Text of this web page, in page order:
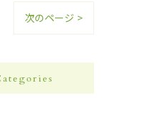
次のページ >